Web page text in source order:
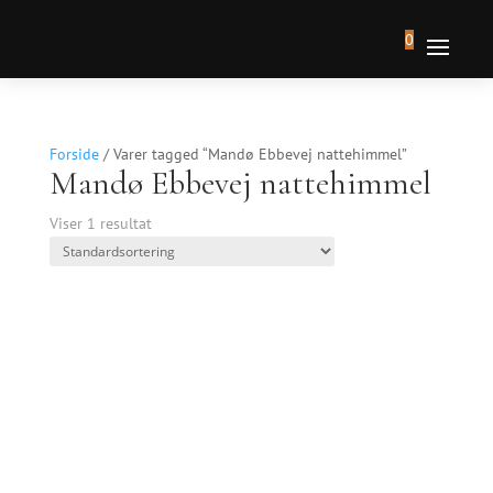
0
Forside/ Varer tagged “Mandø Ebbevej nattehimmel”
Mandø Ebbevej nattehimmel
Viser 1 resultat